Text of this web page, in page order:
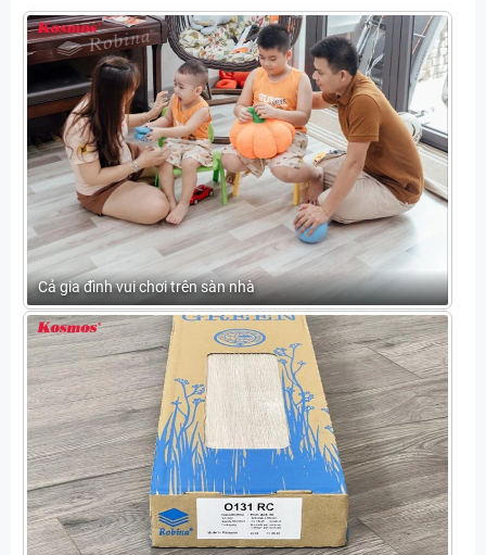
Cả gia đình vui chơi trên sàn nhà